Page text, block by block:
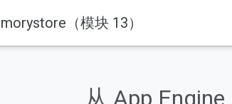
（模块 13）
从 App